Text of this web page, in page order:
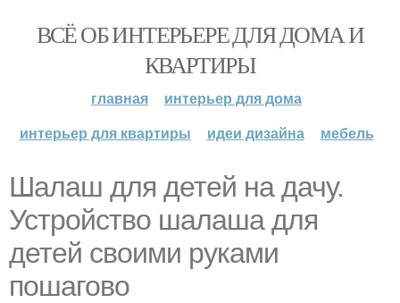
ВСЁ ОБ ИНТЕРЬЕРЕ ДЛЯ ДОМА И
КВАРТИРЫ
главная
интерьер для дома
интерьер для квартиры
идеи дизайна мебель
Шалаш для детей на дачу.
Устройство шалаша для
детей своими руками
пошагово